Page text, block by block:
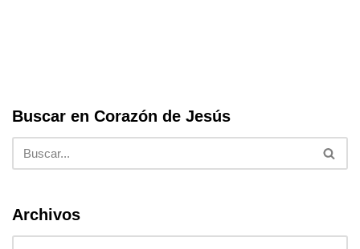
Buscar en Corazón de Jesús
Archivos